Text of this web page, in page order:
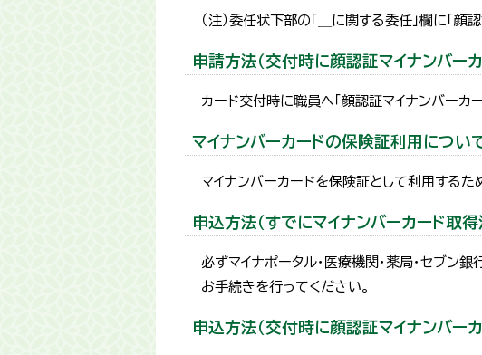
（注）委任状下部の「＿に関する委任」欄に「
申請方法（交付時に顔認証マイナンバー
カード交付時に職員へ「顔認証マイナンバーカ
マイナンバーカードの保険証利用につい
マイナンバーカードを保険証として利用するた
申込方法（すでにマイナンバーカード取得
必ずマイナポータル・医療機関・薬局・セブ
お手続きを行ってください。
申込方法（交付時に顔認証マイナンバー